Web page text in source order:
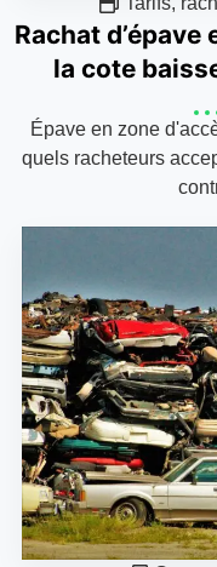
Rachat
la cote
Épave en zone
quels racheteurs